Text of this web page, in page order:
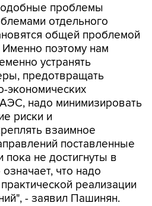
проблемы
отдельного
общей проблемой
поэтому нам
устранять
предотвращать
экономических
надо минимизировать
риски и
взаимное
поставленные
пока не достигнуты в
что надо
реализации
- заявил Пашинян.